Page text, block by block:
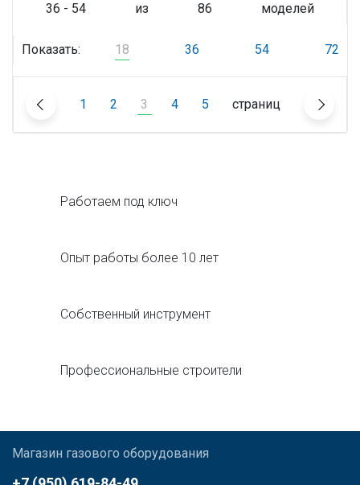
36 - 54 из 86 моделей
Показать: 18 36 54 72
1 2 3 4 5 страниц
Работаем под ключ
Опыт работы более 10 лет
Собственный инструмент
Профессиональные строители
Магазин газового оборудования